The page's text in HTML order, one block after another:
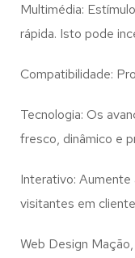
Multimédia:
rápida. Isto pode
Compatibilidade:
Tecnologia: Os
fresco, dinâmico e
Interativo: Aumente
visitantes em
Web Design